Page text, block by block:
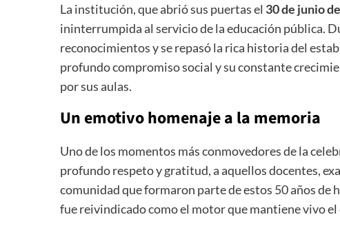
La institución, que abrió sus puertas el 30 de junio
ininterrumpida al servicio de la educación pública.
reconocimientos y se repasó la rica historia del
profundo compromiso social y su constante
por sus aulas.
Un emotivo homenaje a la memoria
Uno de los momentos más conmovedores de la
profundo respeto y gratitud, a aquellos docentes,
comunidad que formaron parte de estos 50 años de
fue reivindicado como el motor que mantiene vivo el